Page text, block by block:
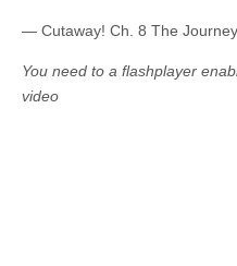
— Cutaway! Ch. 8 The
You need to a flashplayer
video